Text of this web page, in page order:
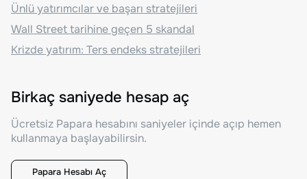
Ünlü yatırımcılar ve başarı stratejileri
Wall Street tarihine geçen 5 skandal
Krizde yatırım: Ters endeks stratejileri
Birkaç saniyede hesap aç
Ücretsiz Papara hesabını saniyeler içinde açıp hemen
kullanmaya başlayabilirsin.
Papara Hesabı Aç